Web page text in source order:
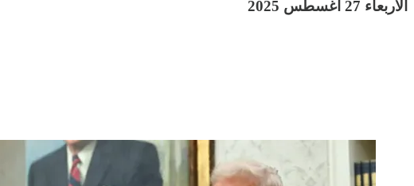
الأربعاء 27 أغسطس 2025